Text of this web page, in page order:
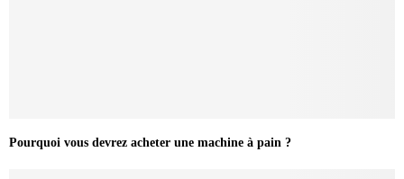
Pourquoi vous devrez acheter une machine à pain ?